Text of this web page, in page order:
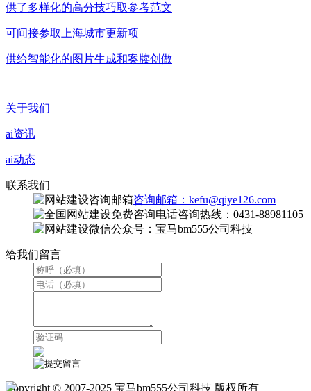
供了多样化的高分技巧取参考范文
可间接参取上海城市更新项
供给智能化的图片生成和案牍创做
关于我们
ai资讯
ai动态
联系我们
咨询邮箱：kefu@qiye126.com
咨询热线：0431-88981105
微信公众号：宝马bm555公司科技
给我们留言
Copyright © 2007-2025 宝马bm555公司科技 版权所有